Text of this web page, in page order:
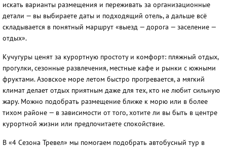
искать варианты размещения и переживать за организационные
детали — вы выбираете даты и подходящий отель, а дальше всё
складывается в понятный маршрут «выезд — дорога — заселение —
отдых».
Кучугуры ценят за курортную простоту и комфорт: пляжный отдых,
прогулки, сезонные развлечения, местные кафе и рынки с южными
фруктами. Азовское море летом быстро прогревается, а мягкий
климат делает отдых приятным даже для тех, кто не любит сильную
жару. Можно подобрать размещение ближе к морю или в более
тихом районе — в зависимости от того, хотите ли вы быть в центре
курортной жизни или предпочитаете спокойствие.
В «4 Сезона Тревел» мы помогаем подобрать автобусный тур в